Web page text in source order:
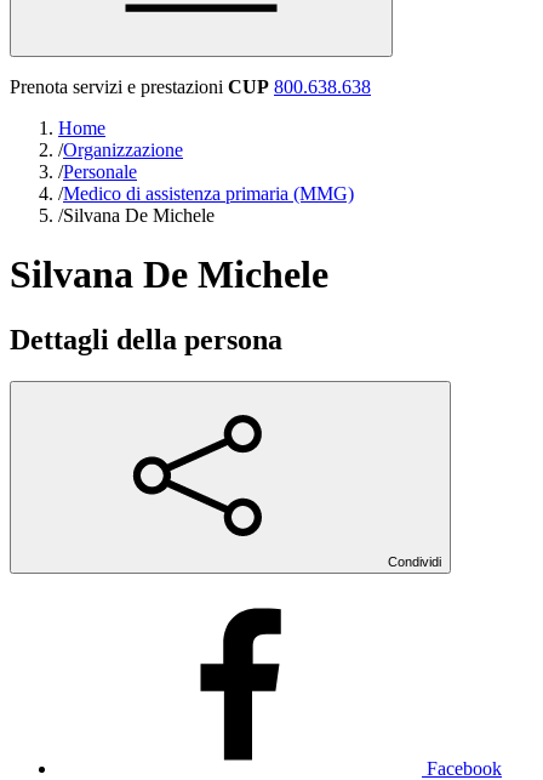
Prenota servizi e prestazioni CUP 800.638.638
Home
/Organizzazione
/Personale
/Medico di assistenza primaria (MMG)
/Silvana De Michele
Silvana De Michele
Dettagli della persona
Condividi
Facebook